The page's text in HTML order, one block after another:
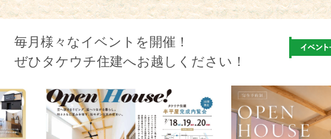
毎月様々なイベントを開催！
ぜひタケウチ住建へお越しください！